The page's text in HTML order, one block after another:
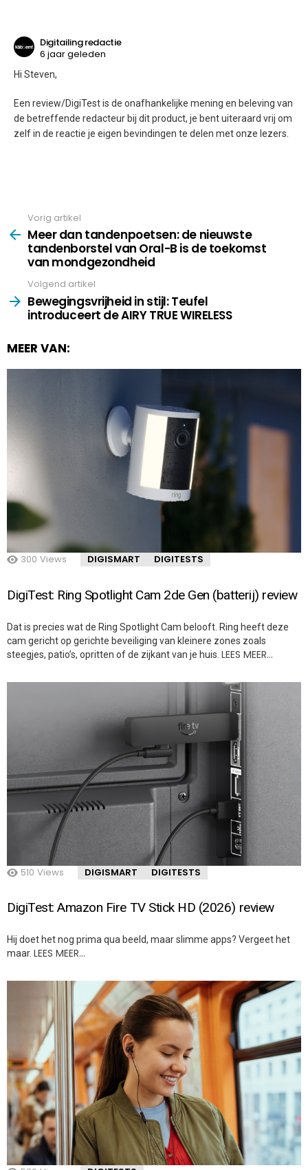
Digitailing redactie
6 jaar geleden
Hi Steven,
Een review/DigiTest is de onafhankelijke mening en beleving van
de betreffende redacteur bij dit product, je bent uiteraard vrij om
zelf in de reactie je eigen bevindingen te delen met onze lezers.
more
Vorig artikel
Meer dan tandenpoetsen: de nieuwste
tandenborstel van Oral-B is de toekomst
van mondgezondheid
Volgend artikel
Bewegingsvrijheid in stijl: Teufel
introduceert de AIRY TRUE WIRELESS
MEER VAN:
300 Views DIGISMART DIGITESTS
DigiTest: Ring Spotlight Cam 2de Gen (batterij) review
Dat is precies wat de Ring Spotlight Cam belooft. Ring heeft deze
cam gericht op gerichte beveiliging van kleinere zones zoals
steegjes, patio’s, opritten of de zijkant van je huis. LEES MEER…
510 Views DIGISMART DIGITESTS
DigiTest: Amazon Fire TV Stick HD (2026) review
Hij doet het nog prima qua beeld, maar slimme apps? Vergeet het
maar. LEES MEER…